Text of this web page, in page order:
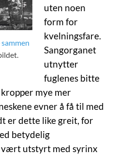
sammen
uten noen
form for
kvelningsfare.
Sangorganet
utnytter
fuglenes bitte
mye mer
evner å få til med
er dette like greit, for
betydelig
vært utstyrt med syrinx